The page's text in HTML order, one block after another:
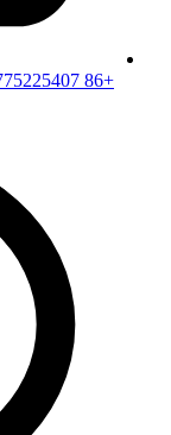
+86 13775225407